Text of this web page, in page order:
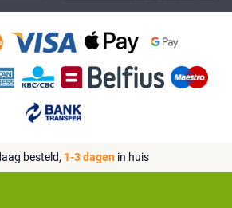
besteld, 1-3 dagen in huis